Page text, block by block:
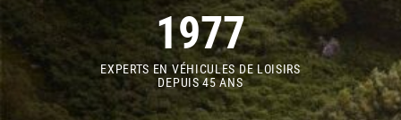
1977
EXPERTS EN VÉHICULES DE LOISIRS
DEPUIS 45 ANS